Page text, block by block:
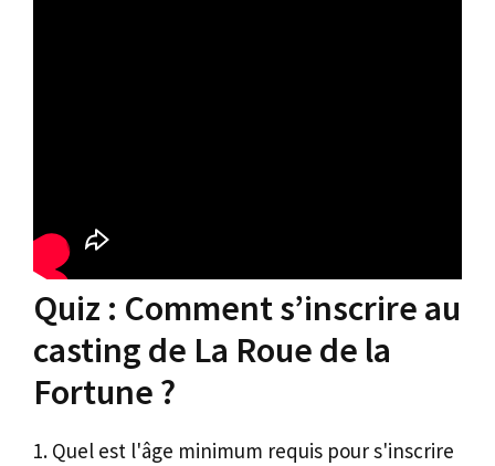
Quiz : Comment s’inscrire au
casting de La Roue de la
Fortune ?
1. Quel est l'âge minimum requis pour s'inscrire